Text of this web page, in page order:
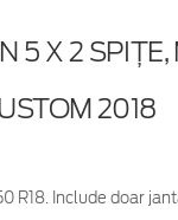
5 X 2
2018
R18. Include doar